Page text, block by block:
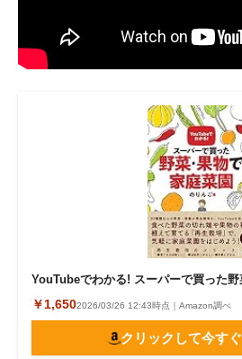
YouTubeでわかる! スーパーで買った野
￥1,6502026/03/26 12:43時点｜Amazon調べ
クリックして今す